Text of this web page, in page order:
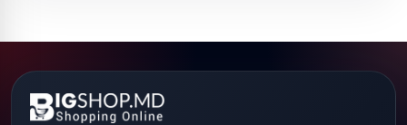
automată a detergentului și controlul Wi-Fi fac utilizarea